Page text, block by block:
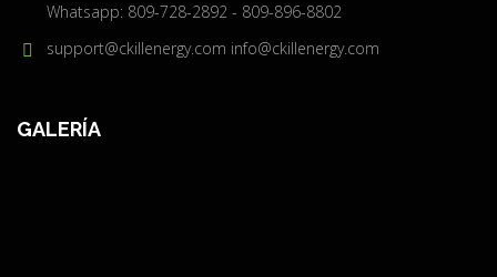
Whatsapp: 809-728-2892 - 809-896-8802
support@ckillenergy.com info@ckillenergy.com
GALERÍA